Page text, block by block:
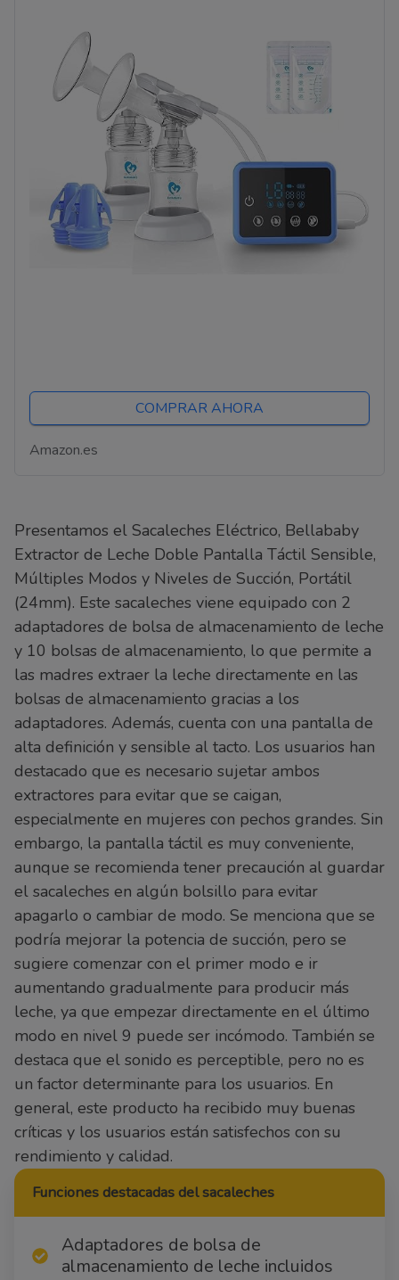
COMPRAR AHORA
Amazon.es
Presentamos el Sacaleches Eléctrico, Bellababy
Extractor de Leche Doble Pantalla Táctil Sensible,
Múltiples Modos y Niveles de Succión, Portátil
(24mm). Este sacaleches viene equipado con 2
adaptadores de bolsa de almacenamiento de leche
y 10 bolsas de almacenamiento, lo que permite a
las madres extraer la leche directamente en las
bolsas de almacenamiento gracias a los
adaptadores. Además, cuenta con una pantalla de
alta definición y sensible al tacto. Los usuarios han
destacado que es necesario sujetar ambos
extractores para evitar que se caigan,
especialmente en mujeres con pechos grandes. Sin
embargo, la pantalla táctil es muy conveniente,
aunque se recomienda tener precaución al guardar
el sacaleches en algún bolsillo para evitar
apagarlo o cambiar de modo. Se menciona que se
podría mejorar la potencia de succión, pero se
sugiere comenzar con el primer modo e ir
aumentando gradualmente para producir más
leche, ya que empezar directamente en el último
modo en nivel 9 puede ser incómodo. También se
destaca que el sonido es perceptible, pero no es
un factor determinante para los usuarios. En
general, este producto ha recibido muy buenas
críticas y los usuarios están satisfechos con su
rendimiento y calidad.
Funciones destacadas del sacaleches
Adaptadores de bolsa de
almacenamiento de leche incluidos